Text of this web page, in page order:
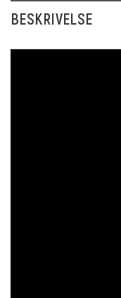
BESKRIVELSE